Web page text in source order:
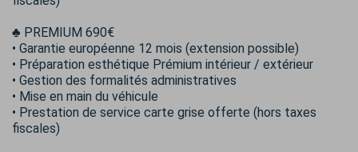
♣️ PREMIUM 690€
• Garantie européenne 12 mois (extension possible)
• Préparation esthétique Prémium intérieur / extérieur
• Gestion des formalités administratives
• Mise en main du véhicule
• Prestation de service carte grise offerte (hors taxes
fiscales)